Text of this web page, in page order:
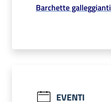
Barchette galleggianti
EVENTI